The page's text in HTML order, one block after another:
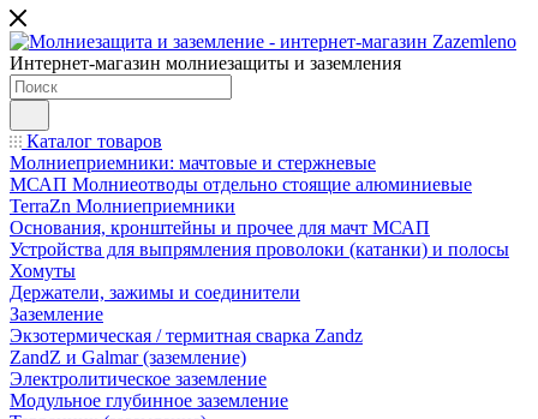
Интернет-магазин молниезащиты и заземления
Каталог товаров
Молниеприемники: мачтовые и стержневые
МСАП Молниеотводы отдельно стоящие алюминиевые
TerraZn Молниеприемники
Основания, кронштейны и прочее для мачт МСАП
Устройства для выпрямления проволоки (катанки) и полосы
Хомуты
Держатели, зажимы и соединители
Заземление
Экзотермическая / термитная сварка Zandz
ZandZ и Galmar (заземление)
Электролитическое заземление
Модульное глубинное заземление